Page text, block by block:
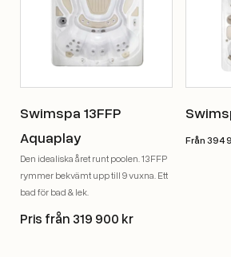
Swimspa 13FFP
Aquaplay
Den idealiska året runt poolen. 13FFP
rymmer bekvämt upp till 9 vuxna. Ett
bad för bad & lek.
Pris från 319 900 kr
Från 394